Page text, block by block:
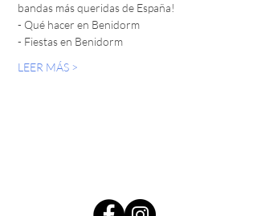
bandas más queridas de España!
- Qué hacer en Benidorm
- Fiestas en Benidorm
LEER MÁS >